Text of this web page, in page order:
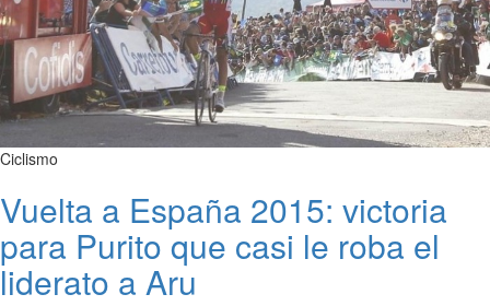
Ciclismo
Vuelta a España 2015: victoria
para Purito que casi le roba el
liderato a Aru